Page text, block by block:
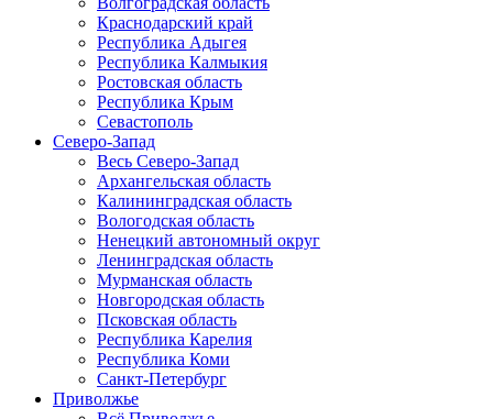
Краснодарский край
Республика Адыгея
Республика Калмыкия
Ростовская область
Республика Крым
Севастополь
Северо-Запад
Весь Северо-Запад
Архангельская область
Калининградская область
Вологодская область
Ненецкий автономный округ
Ленинградская область
Мурманская область
Новгородская область
Псковская область
Республика Карелия
Республика Коми
Санкт-Петербург
Приволжье